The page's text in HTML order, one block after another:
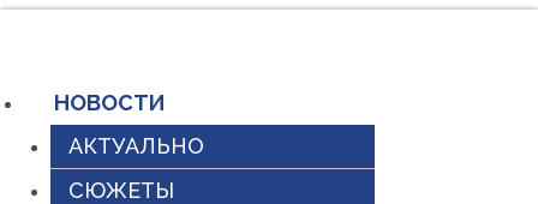
содержимому
НОВОСТИ
АКТУАЛЬНО
СЮЖЕТЫ